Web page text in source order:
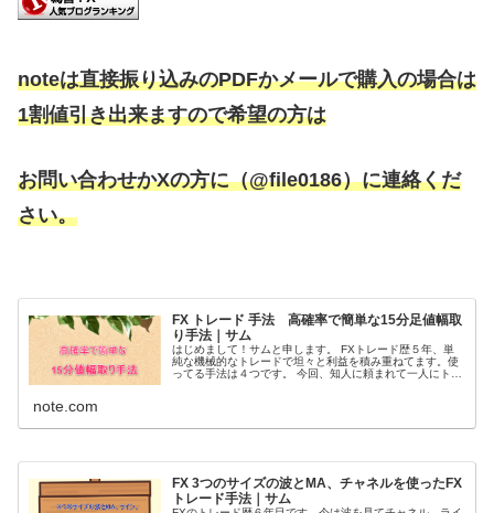
noteは直接振り込みのPDFかメールで購入の場合は
1割値引き出来ますので希望の方は
お問い合わせかXの方に（@file0186）に連絡くだ
さい。
FX トレード 手法 高確率で簡単な15分足値幅取
り手法｜サム
はじめまして！サムと申します。 FXトレード歴５年、単
純な機械的なトレードで坦々と利益を積み重ねてます。使
ってる手法は４つです。 今回、知人に頼まれて一人にトレ
note.com
FX 3つのサイズの波とMA、チャネルを使ったFX
トレード手法｜サム